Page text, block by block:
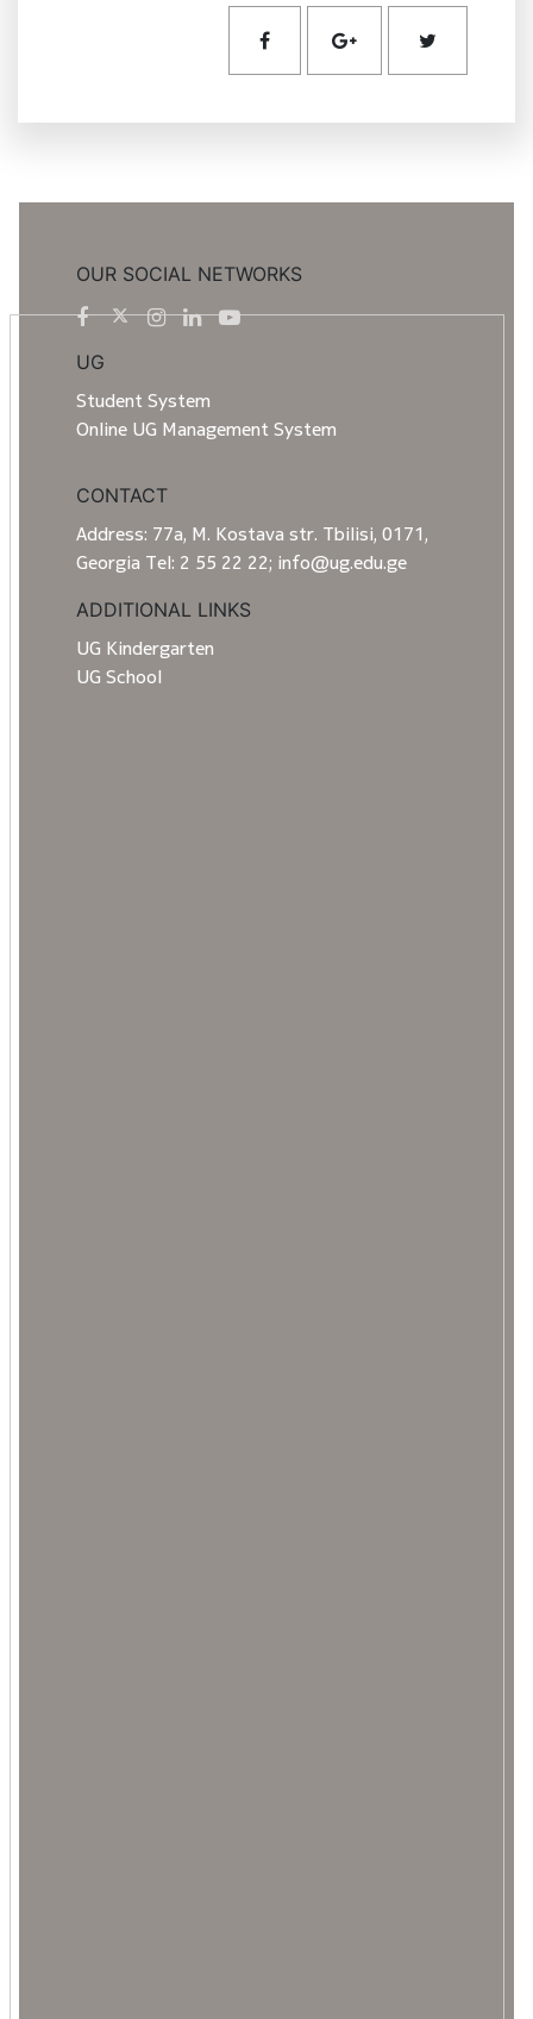
OUR SOCIAL NETWORKS
UG
Student System
Online UG Management System
CONTACT
Address: 77a, M. Kostava str. Tbilisi, 0171,
Georgia Tel: 2 55 22 22; info@ug.edu.ge
ADDITIONAL LINKS
UG Kindergarten
UG School